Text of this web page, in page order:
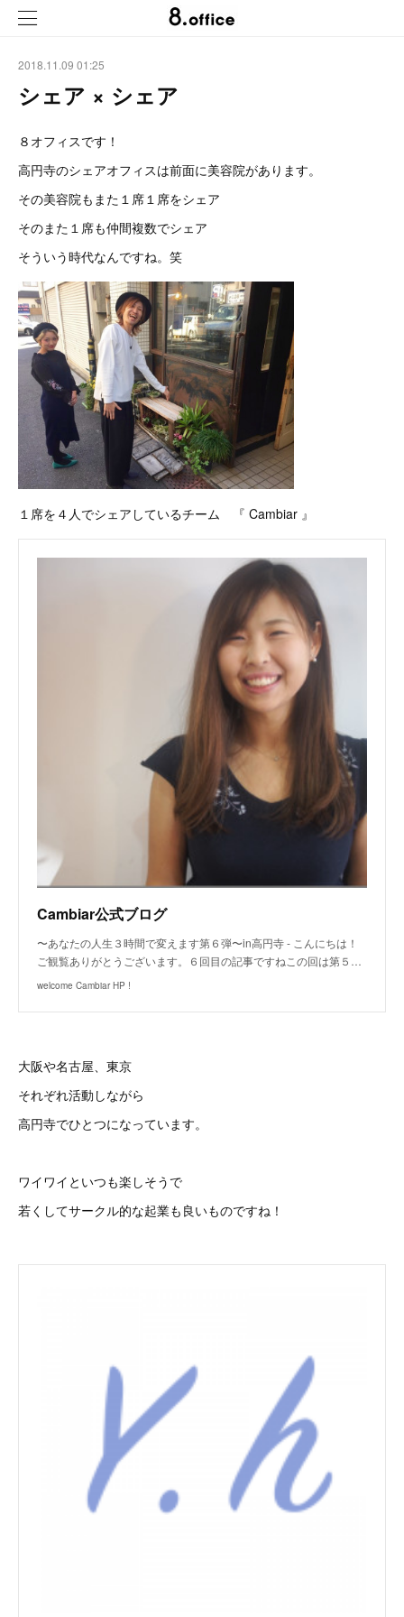
2018.11.09 01:25
シェア × シェア
８オフィスです！
高円寺のシェアオフィスは前面に美容院があります。
その美容院もまた１席１席をシェア
そのまた１席も仲間複数でシェア
そういう時代なんですね。笑
１席を４人でシェアしているチーム 『 Cambiar 』
Cambiar公式ブログ
〜あなたの人生３時間で変えます第６弾〜in高円寺 - こんにちは！
ご観覧ありがとうございます。６回目の記事ですねこの回は第５…
welcome Cambiar HP !
大阪や名古屋、東京
それぞれ活動しながら
高円寺でひとつになっています。
ワイワイといつも楽しそうで
若くしてサークル的な起業も良いものですね！